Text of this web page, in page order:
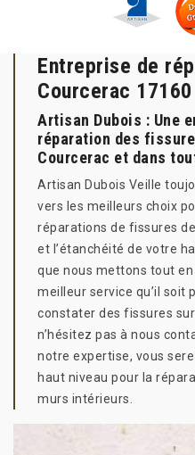
Entreprise de
Courcerac 17160
Artisan Dubois : Une
réparation des
Courcerac et dans
Artisan Dubois Veille
vers les meilleurs choix
réparations de fissures
et l’étanchéité de votre
que nous mettons tout
meilleur service qu’il soit
constater des fissures
n’hésitez pas à nous
notre expertise, vous
haut niveau pour la
murs intérieurs.